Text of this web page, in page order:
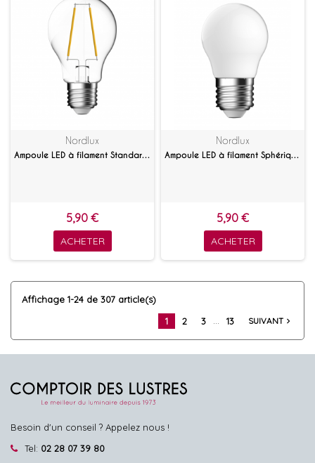
Nordlux
Ampoule LED à filament Standard 8.2 W Blanc chaud
5,90 €
ACHETER
Nordlux
Ampoule LED à filament Sphérique 6.3 W Satinée E27
5,90 €
ACHETER
Affichage 1-24 de 307 article(s)
1
2 3 … 13 SUIVANT navigate_next
Besoin d'un conseil ? Appelez nous !
Tel: 02 28 07 39 80